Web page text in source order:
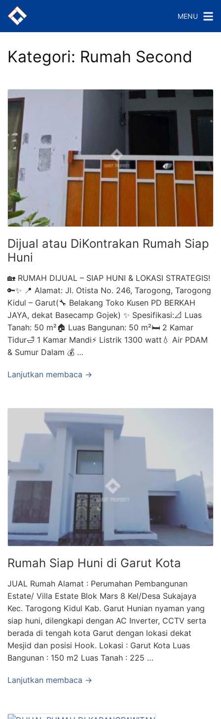
Langsung
ke
konten
MENU
Kategori: Rumah Second
Dijual atau DiKontrakan Rumah Siap
Huni
🏡 RUMAH DIJUAL – SIAP HUNI & LOKASI STRATEGIS!
🔑✨ 📍 Alamat: Jl. Otista No. 246, Tarogong, Tarogong
Kidul – Garut(🔧 Belakang Toko Kusen PD BERKAH
JAYA, dekat Basecamp Gojek) ✨ Spesifikasi:📐 Luas
Tanah: 50 m²🏠 Luas Bangunan: 50 m²🛏️ 2 Kamar
Tidur🛁 1 Kamar Mandi⚡ Listrik 1300 watt💧 Air PDAM
& Sumur Dalam 💰 …
Lanjutkan membaca →
Rumah Siap Huni di Garut Kota
JUAL Rumah Alamat : Perumahan Pembangunan
Estate/ Villa Estate Blok Mars 8 Kel/Desa Sukajaya
Kec. Tarogong Kidul Kab. Garut Hunian nyaman yang
siap huni, dilengkapi dengan AC Inverter, CCTV serta
berada di tengah kota Garut dengan lokasi dekat
Mesjid dan posisi Hook. Lokasi : Garut Kota Luas
Bangunan : 150 m2 Luas Tanah : 225 …
Lanjutkan membaca →